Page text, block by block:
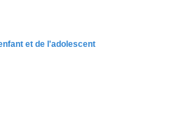
et de l'adolescent